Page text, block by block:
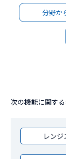
分野か
次の機能に関す
レンジ